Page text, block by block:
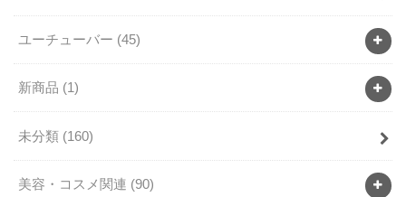
ユーチューバー (45)
新商品 (1)
未分類 (160)
美容・コスメ関連 (90)